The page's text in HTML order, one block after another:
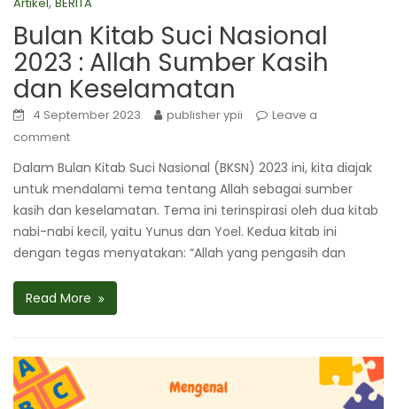
Bulan Kitab Suci Nasional
2023 : Allah Sumber Kasih
dan Keselamatan
4 September 2023 publisher ypii
Leave a
comment
Dalam Bulan Kitab Suci Nasional (BKSN) 2023 ini, kita diajak
untuk mendalami tema tentang Allah sebagai sumber
kasih dan keselamatan. Tema ini terinspirasi oleh dua kitab
nabi-nabi kecil, yaitu Yunus dan Yoel. Kedua kitab ini
dengan tegas menyatakan: “Allah yang pengasih dan
Read More